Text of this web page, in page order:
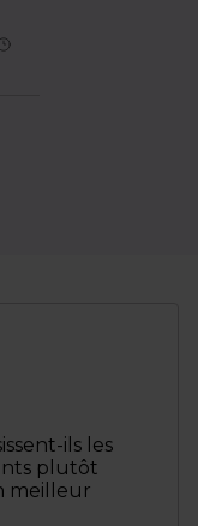
ils les
plutôt
meilleur